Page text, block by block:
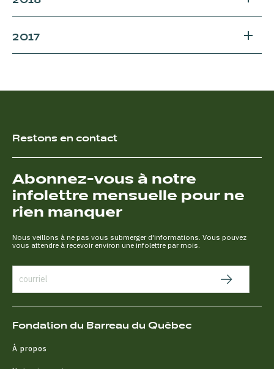
2017
Restons en contact
Abonnez-vous à notre
infolettre mensuelle pour ne
rien manquer
Nous veillons à ne pas vous submerger d'informations. Vous pouvez
vous attendre à recevoir environ une infolettre par mois.
Fondation du Barreau du Québec
À propos